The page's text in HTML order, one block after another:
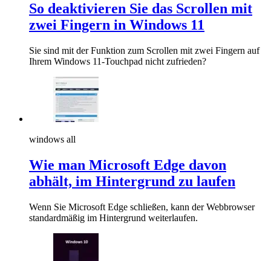
So deaktivieren Sie das Scrollen mit
zwei Fingern in Windows 11
Sie sind mit der Funktion zum Scrollen mit zwei Fingern auf
Ihrem Windows 11-Touchpad nicht zufrieden?
windows all
Wie man Microsoft Edge davon
abhält, im Hintergrund zu laufen
Wenn Sie Microsoft Edge schließen, kann der Webbrowser
standardmäßig im Hintergrund weiterlaufen.